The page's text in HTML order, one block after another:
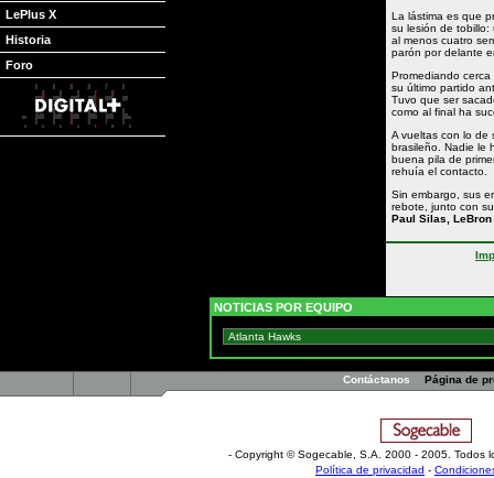
LePlus X
Historia
Foro
La lástima es que
su lesión de tobillo:
al menos cuatro
parón por delante
Promediando
su último partido
Tuvo que ser
como al final ha
A vueltas con lo de
brasileño. Nadie le
buena pila de
rehuía el contacto.
Sin embargo, sus
rebote, junto con
Paul Silas, LeBron
NOTICIAS POR EQUIPO
Contáctanos Página de
- Copyright © Sogecable, S.A. 2000 - 2005. Todos
Política de privacidad -